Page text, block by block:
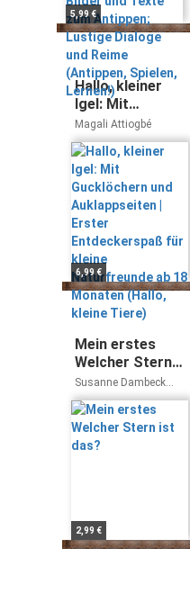
Antippen;
Lustige Dialoge
und Reime
(Antippen,
Spielen, Lernen!)
5,99 €
Hallo, kleiner
Igel: Mit
Gucklöchern und
Auklappseiten |
Erster
Entdeckerspaß
für kleine
Naturfreunde ab
18 Monaten
(Hallo, kleine
Tiere)
Magali Attiogbé
6,99 €
Mein erstes
Welcher Stern
ist das?
Susanne Dambeck
Thorsten Dambeck
2,99 €